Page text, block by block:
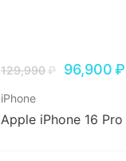
129,990₽ 96,900₽
iPhone
Apple iPhone 16